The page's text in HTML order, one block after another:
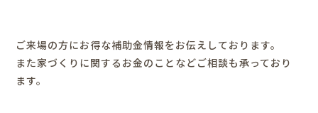
ご来場の方にお得な補助金情報をお伝えしております。
また家づくりに関するお金のことなどご相談も承っており
ます。